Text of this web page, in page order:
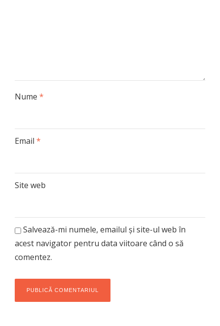
Nume *
Email *
Site web
Salvează-mi numele, emailul și site-ul web în
acest navigator pentru data viitoare când o să
comentez.